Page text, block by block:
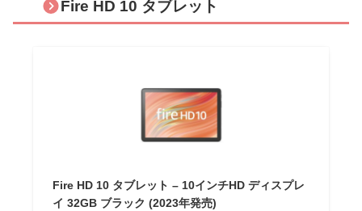
Fire HD 10 タブレット
Fire HD 10 タブレット – 10インチHD ディスプレ
イ 32GB ブラック (2023年発売)